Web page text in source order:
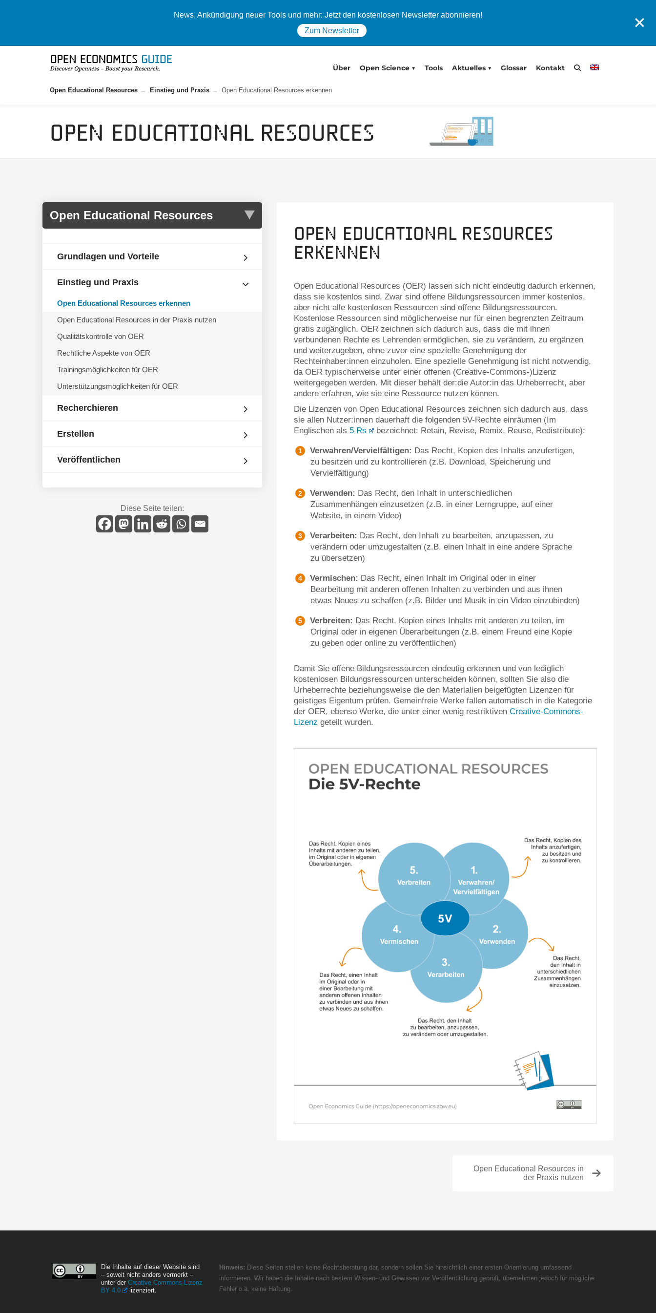
News, Ankündigung neuer Tools und mehr: Jetzt den kostenlosen Newsletter abonnieren!
Zum Newsletter
✕
Über Open Science Tools Aktuelles Glossar Kontakt
Open Educational Resources Einstieg und Praxis Open Educational Resources erkennen
Open Educational Resources
Grundlagen und Vorteile
Einstieg und Praxis
Open Educational Resources erkennen
Open Educational Resources in der Praxis nutzen
Qualitätskontrolle von OER
Rechtliche Aspekte von OER
Trainingsmöglichkeiten für OER
Unterstützungsmöglichkeiten für OER
Recherchieren
Erstellen
Veröffentlichen
Diese Seite teilen:
Open Educational Resources
erkennen
Open Educational Resources (OER) lassen sich nicht eindeutig dadurch erkennen,
dass sie kostenlos sind. Zwar sind offene Bildungsressourcen immer kostenlos,
aber nicht alle kostenlosen Ressourcen sind offene Bildungsressourcen.
Kostenlose Ressourcen sind möglicherweise nur für einen begrenzten Zeitraum
gratis zugänglich. OER zeichnen sich dadurch aus, dass die mit ihnen
verbundenen Rechte es Lehrenden ermöglichen, sie zu verändern, zu ergänzen
und weiterzugeben, ohne zuvor eine spezielle Genehmigung der
Rechteinhaber:innen einzuholen. Eine spezielle Genehmigung ist nicht notwendig,
da OER typischerweise unter einer offenen (Creative-Commons-)Lizenz
weitergegeben werden. Mit dieser behält der:die Autor:in das Urheberrecht, aber
andere erfahren, wie sie eine Ressource nutzen können.
Die Lizenzen von Open Educational Resources zeichnen sich dadurch aus, dass
sie allen Nutzer:innen dauerhaft die folgenden 5V-Rechte einräumen (Im
Englischen als 5 Rs bezeichnet: Retain, Revise, Remix, Reuse, Redistribute):
Verwahren/Vervielfältigen: Das Recht, Kopien des Inhalts anzufertigen,
zu besitzen und zu kontrollieren (z.B. Download, Speicherung und
Vervielfältigung)
Verwenden: Das Recht, den Inhalt in unterschiedlichen
Zusammenhängen einzusetzen (z.B. in einer Lerngruppe, auf einer
Website, in einem Video)
Verarbeiten: Das Recht, den Inhalt zu bearbeiten, anzupassen, zu
verändern oder umzugestalten (z.B. einen Inhalt in eine andere Sprache
zu übersetzen)
Vermischen: Das Recht, einen Inhalt im Original oder in einer
Bearbeitung mit anderen offenen Inhalten zu verbinden und aus ihnen
etwas Neues zu schaffen (z.B. Bilder und Musik in ein Video einzubinden)
Verbreiten: Das Recht, Kopien eines Inhalts mit anderen zu teilen, im
Original oder in eigenen Überarbeitungen (z.B. einem Freund eine Kopie
zu geben oder online zu veröffentlichen)
Damit Sie offene Bildungsressourcen eindeutig erkennen und von lediglich
kostenlosen Bildungsressourcen unterscheiden können, sollten Sie also die
Urheberrechte beziehungsweise die den Materialien beigefügten Lizenzen für
geistiges Eigentum prüfen. Gemeinfreie Werke fallen automatisch in die Kategorie
der OER, ebenso Werke, die unter einer wenig restriktiven Creative-Commons-
Lizenz geteilt wurden.
Open Educational Resources in
der Praxis nutzen
Die Inhalte auf dieser Website sind
– soweit nicht anders vermerkt –
unter der Creative Commons-Lizenz
BY 4.0
lizenziert.
Hinweis: Diese Seiten stellen keine Rechtsberatung dar, sondern sollen Sie hinsichtlich einer ersten Orientierung umfassend
informieren. Wir haben die Inhalte nach bestem Wissen- und Gewissen vor Veröffentlichung geprüft, übernehmen jedoch für mögliche
Fehler o.ä. keine Haftung.